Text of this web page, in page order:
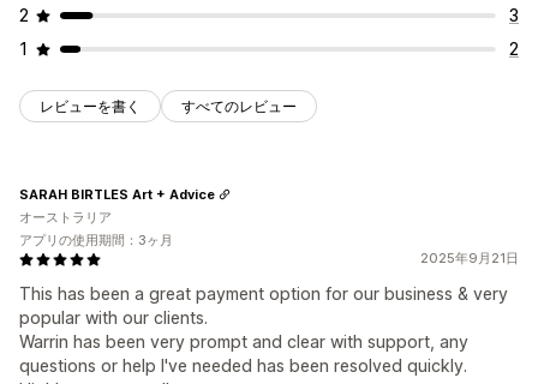
2
3
1
2
レビューを書く すべてのレビュー
2025年9月21日
This has been a great payment option for our business & very
popular with our clients.
Warrin has been very prompt and clear with support, any
questions or help I've needed has been resolved quickly.
SARAH BIRTLES Art + Advice
オーストラリア
アプリの使用期間：3ヶ月